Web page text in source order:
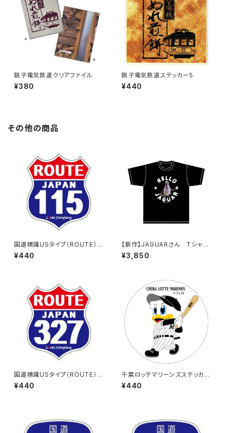
銚子電気鉄道クリアファイル
¥380
銚子電気鉄道ステッカー5
¥440
その他の商品
国道標識USタイプ（ROUTE）ス
テッカー 115号線
¥440
【新作】JAGUARさん Tシャツ
（HELLO JAGUAR）Black
¥3,850
国道標識USタイプ（ROUTE）ス
テッカー 327号線
¥440
千葉ロッテマリーンズステッカー
8
¥440